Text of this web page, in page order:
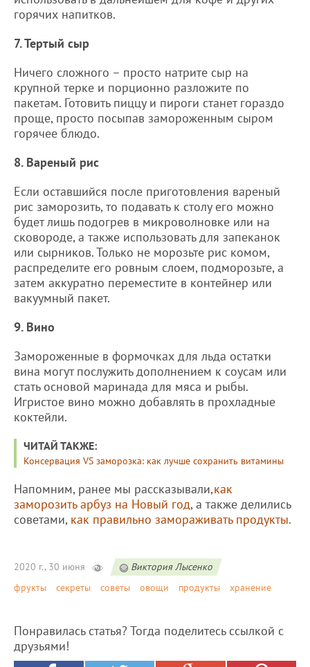
горячих напитков.
7. Тертый сыр
Ничего сложного – просто натрите сыр на
крупной терке и порционно разложите по
пакетам. Готовить пиццу и пироги станет гораздо
проще, просто посыпав замороженным сыром
горячее блюдо.
8. Вареный рис
Если оставшийся после приготовления вареный
рис заморозить, то подавать к столу его можно
будет лишь подогрев в микроволновке или на
сковороде, а также использовать для запеканок
или сырников. Только не морозьте рис комом,
распределите его ровным слоем, подморозьте, а
затем аккуратно переместите в контейнер или
вакуумный пакет.
9. Вино
Замороженные в формочках для льда остатки
вина могут послужить дополнением к соусам или
стать основой маринада для мяса и рыбы.
Игристое вино можно добавлять в прохладные
коктейли.
ЧИТАЙ ТАКЖЕ:
Консервация VS заморозка: как лучше сохранить витамины
Напомним, ранее мы рассказывали,как
заморозить арбуз на Новый год, а также делились
советами, как правильно замораживать продукты.
2020 г., 30 июня
Виктория Лысенко
фрукты
секреты советы овощи продукты хранение
Понравилась статья? Тогда поделитесь ссылкой с
друзьями!